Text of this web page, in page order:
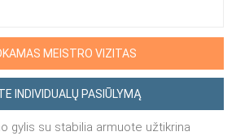
MEISTRO VIZITAS
INDIVIDUALŲ PASIŪLYMĄ
gylis su stabilia armuote užtikrina